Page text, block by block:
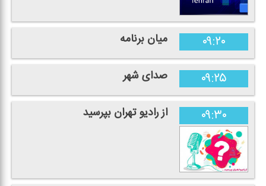
۰۹:۲۰ میان برنامه
۰۹:۲۵ صدای شهر
۰۹:۳۰ از رادیو تهران بپرسید